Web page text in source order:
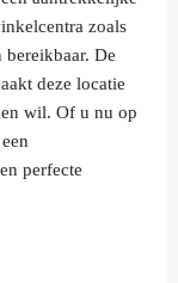
zoals
De
deze locatie
wil. Of u nu op
perfecte